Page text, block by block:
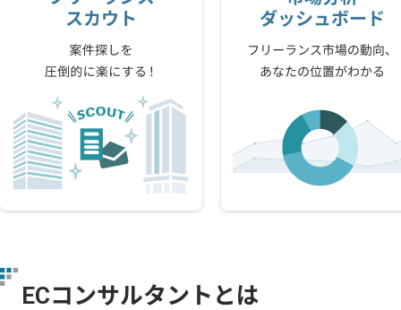
ECコンサルタントとは